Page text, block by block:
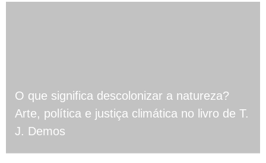
O que significa descolonizar a natureza?
Arte, política e justiça climática no livro de T.
J. Demos